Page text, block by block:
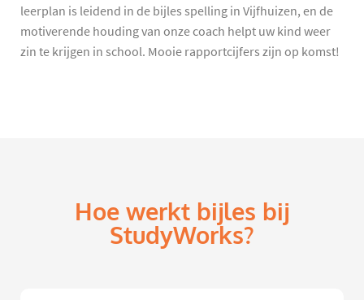
leerplan is leidend in de bijles spelling in Vijfhuizen, en de
motiverende houding van onze coach helpt uw kind weer
zin te krijgen in school. Mooie rapportcijfers zijn op komst!
Hoe werkt bijles bij
StudyWorks?